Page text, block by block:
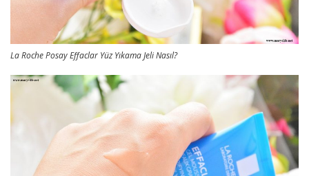
La Roche Posay Effaclar Yüz Yıkama Jeli Nasıl?